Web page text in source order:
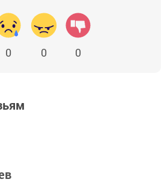
0 0 0